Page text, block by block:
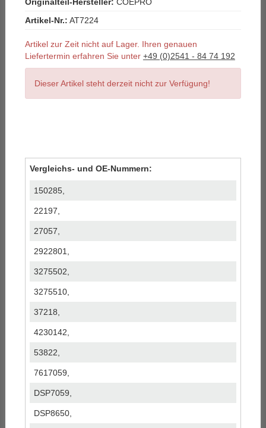
Artikel-Nr.: AT7224
Artikel zur Zeit nicht auf Lager. Ihren genauen
Liefertermin erfahren Sie unter +49 (0)2541 - 84 74 192
Dieser Artikel steht derzeit nicht zur Verfügung!
Vergleichs- und OE-Nummern:
150285,
22197,
27057,
2922801,
3275502,
3275510,
37218,
4230142,
53822,
7617059,
DSP7059,
DSP8650,